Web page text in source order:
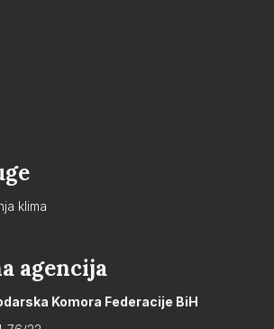
klima
agencija
Komora Federacije BiH